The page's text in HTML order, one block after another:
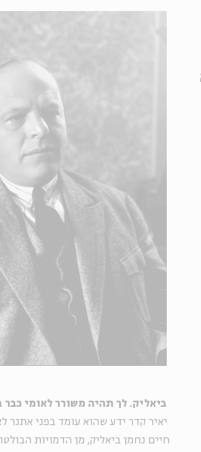
ביאליק. לך תהיה משורר לאומי כבר
יאיר קדר ידע שהוא עומד בפני אתגר
חיים נחמן ביאליק, מן הדמויות